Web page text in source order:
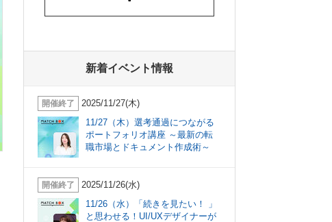
新着イベント情報
開催終了
2025/11/27(木)
11/27（木）選考通過につながる
ポートフォリオ講座 ～最新の転
職市場とドキュメント作成術～
開催終了
2025/11/26(水)
11/26（水）「続きを見たい！ 」
と思わせる！UI/UXデザイナーが